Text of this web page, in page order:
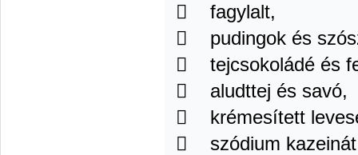
 fagylalt,
 pudingok és
 tejcsokoládé és
 aludttej és savó,
 krémesített
 szódium